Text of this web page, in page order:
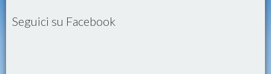
Seguici su Facebook